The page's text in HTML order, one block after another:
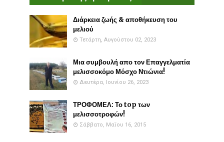
Διάρκεια ζωής & αποθήκευση του
μελιού
Τετάρτη, Αυγούστου 02, 2023
Μια συμβουλή απο τον Επαγγελματία
μελισσοκόμο Μόσχο Ντιώνια!
Δευτέρα, Ιουνίου 26, 2023
ΤΡΟΦΟΜΕΛ: Το top των
μελισσοτροφών!
Σάββατο, Μαΐου 16, 2015